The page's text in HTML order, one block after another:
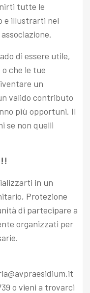
tutte le
e illustrarti nel
di essere utile,
che le tue
un
valido contributo
più opportuni. Il
se non quelli
in un
Protezione
di partecipare a
organizzati per
o vieni a trovarci